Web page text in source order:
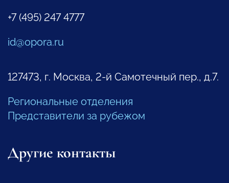
+7 (495) 247 4777
id@opora.ru
127473, г. Москва, 2-й Самотечный пер., д.7.
Региональные отделения
Представители за рубежом
Другие контакты